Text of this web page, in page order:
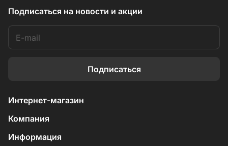
Подписаться на новости и акции
Подписаться
Интернет-магазин
Компания
Информация